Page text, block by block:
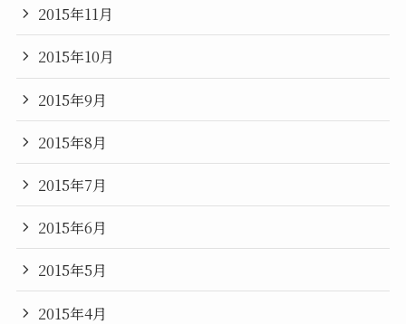
2015年11月
2015年10月
2015年9月
2015年8月
2015年7月
2015年6月
2015年5月
2015年4月